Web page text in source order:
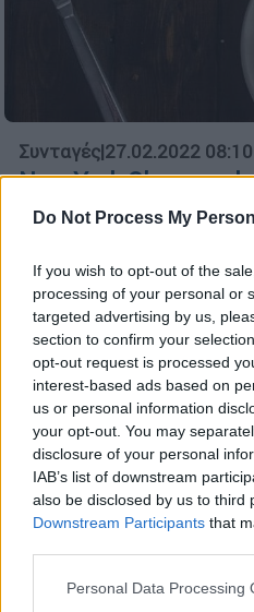
Do Not Process My
If you wish to opt-out of the
processing of your personal or
targeted advertising by us,
section to confirm your
opt-out request is processed
interest-based ads based on
us or personal information
your opt-out. You may
disclosure of your personal
IAB’s list of downstream
also be disclosed by us to third
Downstream Participants that
Please note that this website/
Personal Data Processing
Συνταγές|27.02.2022 08:10
New York
νεοϋορκέζικο
Εκτός από την ωμή
γλυκού με φρέσκο
δημοφιλής είναι και η
βερσιόν του, γνωστή
Νέας Υόρκης. Δείτε